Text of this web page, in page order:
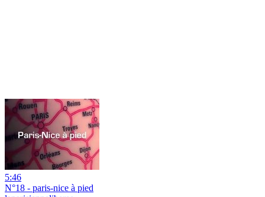
5:46
N°18 - paris-nice à pied